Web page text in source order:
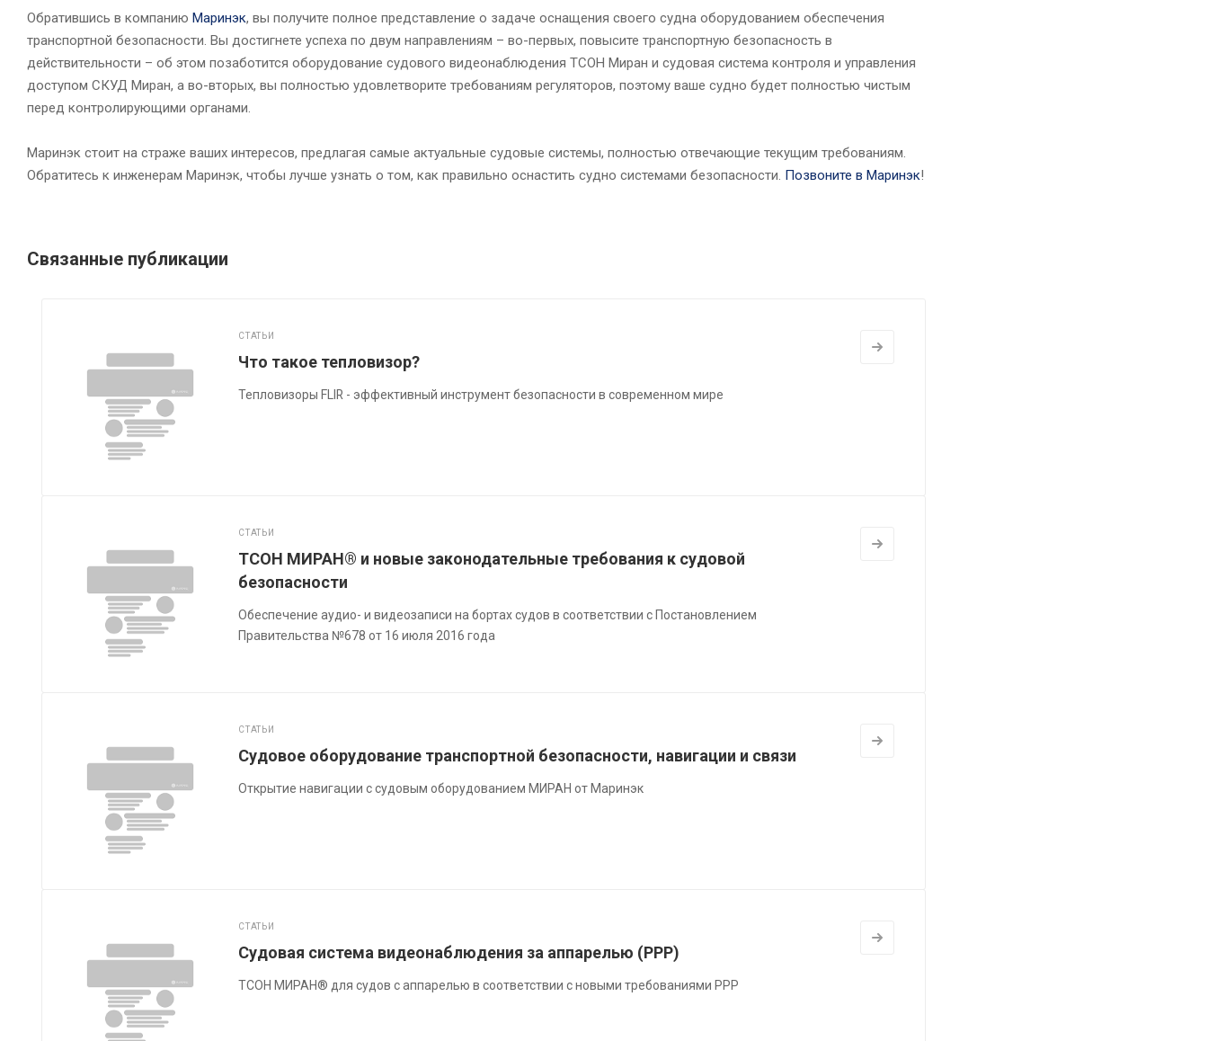
Обратившись в компанию Маринэк, вы получите полное представление о задаче оснащения своего судна оборудованием обеспечения
транспортной безопасности. Вы достигнете успеха по двум направлениям – во-первых, повысите транспортную безопасность в
действительности – об этом позаботится оборудование судового видеонаблюдения ТСОН Миран и судовая система контроля и управления
доступом СКУД Миран, а во-вторых, вы полностью удовлетворите требованиям регуляторов, поэтому ваше судно будет полностью чистым
перед контролирующими органами.
Маринэк стоит на страже ваших интересов, предлагая самые актуальные судовые системы, полностью отвечающие текущим требованиям.
Обратитесь к инженерам Маринэк, чтобы лучше узнать о том, как правильно оснастить судно системами безопасности. Позвоните в Маринэк!
Связанные публикации
СТАТЬИ
Что такое тепловизор?
Тепловизоры FLIR - эффективный инструмент безопасности в современном мире
СТАТЬИ
ТСОН МИРАН® и новые законодательные требования к судовой
безопасности
Обеспечение аудио- и видеозаписи на бортах судов в соответствии с Постановлением
Правительства №678 от 16 июля 2016 года
СТАТЬИ
Судовое оборудование транспортной безопасности, навигации и связи
Открытие навигации с судовым оборудованием МИРАН от Маринэк
СТАТЬИ
Судовая система видеонаблюдения за аппарелью (РРР)
ТСОН МИРАН® для судов с аппарелью в соответствии с новыми требованиями РРР